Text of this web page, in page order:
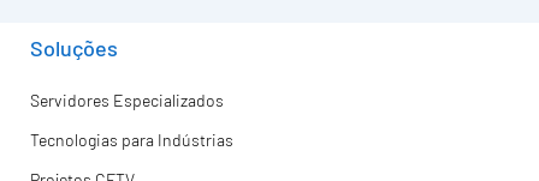
Soluções
Servidores Especializados
Tecnologias para Indústrias